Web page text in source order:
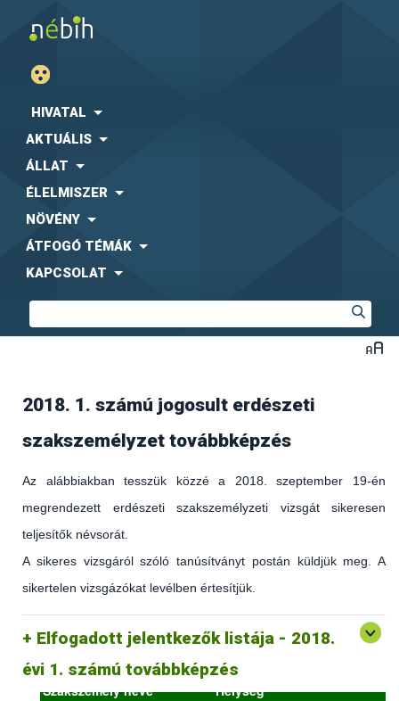
HIVATAL
AKTUÁLIS
ÁLLAT
ÉLELMISZER
NÖVÉNY
ÁTFOGÓ TÉMÁK
KAPCSOLAT
2018. 1. számú jogosult erdészeti
szakszemélyzet továbbképzés
Az alábbiakban tesszük közzé a 2018. szeptember 19-én
megrendezett erdészeti szakszemélyzeti vizsgát sikeresen
teljesítők névsorát.
A sikeres vizsgáról szóló tanúsítványt postán küldjük meg. A
sikertelen vizsgázókat levélben értesítjük.
Elfogadott jelentkezők listája - 2018.
évi 1. számú továbbképzés
(az erdőgazdálkodást és az erdészeti szakirányítást érintő
hatályos jogszabályokról és azok alkalmazásáról szóló
általános továbbképzés)
2018.09.18. – 2018.09.19.
Szakszemély neve
Helység